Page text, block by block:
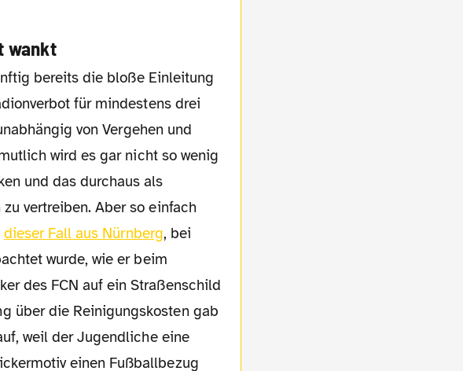
wankt
für mindestens drei
von Vergehen und
wird es gar nicht so wenig
und das durchaus als
vertreiben. Aber so einfach
dieser Fall aus Nürnberg, bei
wurde, wie er beim
des FCN auf ein Straßenschild
über die Reinigungskosten gab
weil der Jugendliche eine
einen Fußballbezug